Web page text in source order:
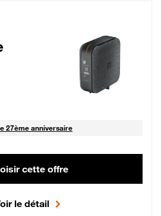
puis 49,99 € par mois, Sans engagement
27ème anniversaire
cette offre
le détail